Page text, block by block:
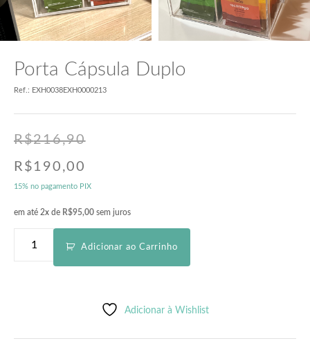
Porta Cápsula Duplo
Ref.: EXH0038EXH0000213
R$216,90
R$ 190,00
15% no pagamento PIX
em até 2x de R$95,00 sem juros
Adicionar ao Carrinho
Adicionar à Wishlist